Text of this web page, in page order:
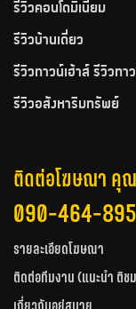
รีวิวคอนโดมิเนียม
รีวิวบ้านเดี่ยว
รีวิวทาวน์เฮ้าส์ รีวิวทา
รีวิวอสังหาริมทรัพย์
ติดต่อโฆษณา คุ
090-464-
รายละเอียดโฆษณา
ติดต่อทีมงาน (แนะนำ ติช